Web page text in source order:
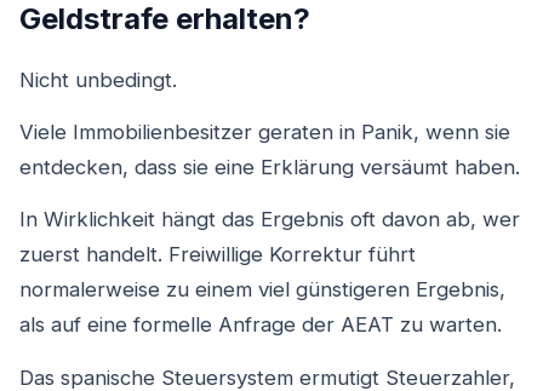
Geldstrafe erhalten?
Nicht unbedingt.
Viele Immobilienbesitzer geraten in Panik, wenn sie
entdecken, dass sie eine Erklärung versäumt haben.
In Wirklichkeit hängt das Ergebnis oft davon ab, wer
zuerst handelt. Freiwillige Korrektur führt
normalerweise zu einem viel günstigeren Ergebnis,
als auf eine formelle Anfrage der AEAT zu warten.
Das spanische Steuersystem ermutigt Steuerzahler,